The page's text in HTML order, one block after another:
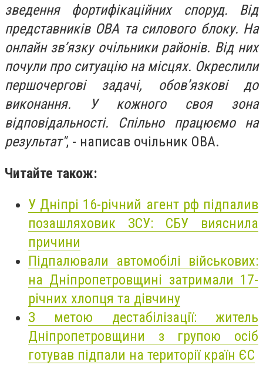
зведення фортифікаційних споруд. Від
представників ОВА та силового блоку. На
онлайн зв’язку очільники районів. Від них
почули про ситуацію на місцях. Окреслили
першочергові задачі, обов’язкові до
виконання. У кожного своя зона
відповідальності. Спільно працюємо на
результат", - написав очільник ОВА.
Читайте також:
У Дніпрі 16-річний агент рф підпалив
позашляховик ЗСУ: СБУ вияснила
причини
Підпалювали автомобілі військових:
на Дніпропетровщині затримали 17-
річних хлопця та дівчину
З метою дестабілізації: житель
Дніпропетровщини з групою осіб
готував підпали на території країн ЄС